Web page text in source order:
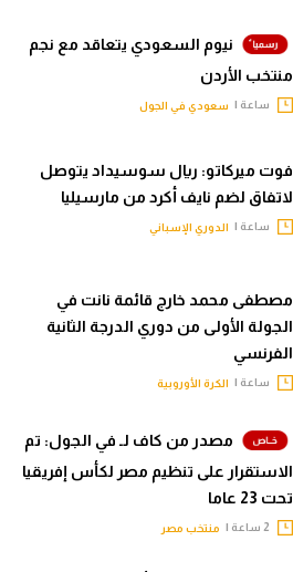
نيوم السعودي يتعاقد مع نجم
منتخب الأردن
ساعة | سعودي في الجول
فوت ميركاتو: ريال سوسيداد يتوصل
لاتفاق لضم نايف أكرد من مارسيليا
ساعة | الدوري الإسباني
مصطفى محمد خارج قائمة نانت في
الجولة الأولى من دوري الدرجة الثانية
الفرنسي
ساعة | الكرة الأوروبية
مصدر من كاف لـ في الجول: تم
الاستقرار على تنظيم مصر لكأس إفريقيا
تحت 23 عاما
منتخب مصر